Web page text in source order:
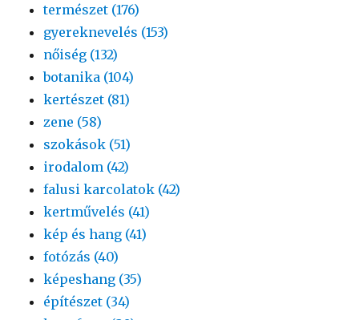
természet (176)
gyereknevelés (153)
nőiség (132)
botanika (104)
kertészet (81)
zene (58)
szokások (51)
irodalom (42)
falusi karcolatok (42)
kertművelés (41)
kép és hang (41)
fotózás (40)
képeshang (35)
építészet (34)